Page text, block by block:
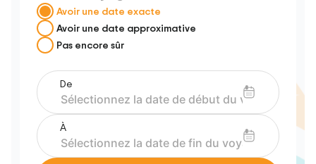
Avoir une date exacte
Avoir une date approximative
Pas encore sûr
De
À